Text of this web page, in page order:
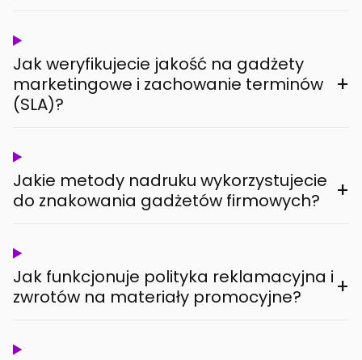
Jak weryfikujecie jakość na gadżety
marketingowe i zachowanie terminów
(SLA)?
+
Jakie metody nadruku wykorzystujecie
do znakowania gadżetów firmowych?
+
Jak funkcjonuje polityka reklamacyjna i
zwrotów na materiały promocyjne?
+